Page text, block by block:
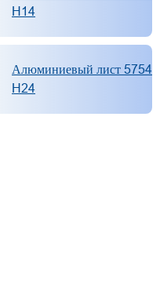
H14
Алюминиевый лист 5754
H24